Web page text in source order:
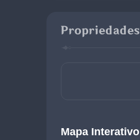
Propriedades
Mapa Interativo